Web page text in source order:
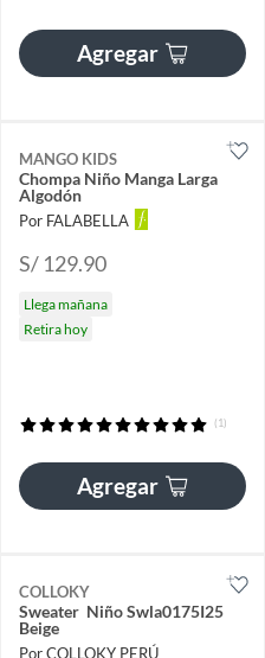
Agregar
MANGO KIDS
Chompa Niño Manga Larga
Algodón
Por FALABELLA
S/ 129.90
Llega mañana
Retira hoy
(1)
Agregar
COLLOKY
Sweater Niño Swla0175I25
Beige
Por COLLOKY PERÚ